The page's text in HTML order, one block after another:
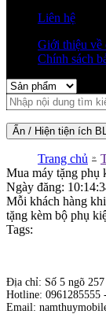
Liên hệ
Giới thiệu về
Chính sách
Ẩn / Hiện tiện ích
Trang chủ »
Mua máy tặng phụ
Ngày đăng:
Mỗi khách hàng
tặng kèm bộ phụ
Tags:
Địa chỉ: Số 5 ngõ 257
Hotline: 0961285555
Email: